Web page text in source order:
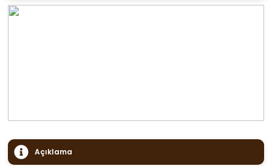
Açıklama